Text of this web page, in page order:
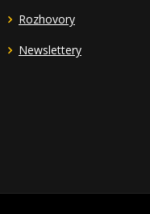
Rozhovory
Newslettery